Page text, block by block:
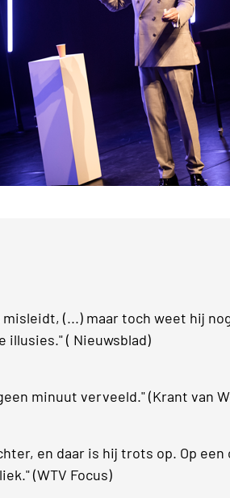
(...) maar toch weet hij
illusies." ( Nieuwsblad)
minuut verveeld." (Krant van
en daar is hij trots op. Op
(WTV Focus)